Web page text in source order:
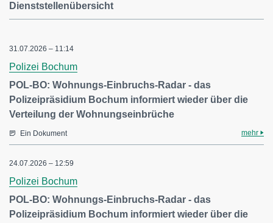
Dienststellenübersicht
31.07.2026 – 11:14
Polizei Bochum
POL-BO: Wohnungs-Einbruchs-Radar - das
Polizeipräsidium Bochum informiert wieder über die
Verteilung der Wohnungseinbrüche
Ein Dokument mehr
24.07.2026 – 12:59
Polizei Bochum
POL-BO: Wohnungs-Einbruchs-Radar - das
Polizeipräsidium Bochum informiert wieder über die